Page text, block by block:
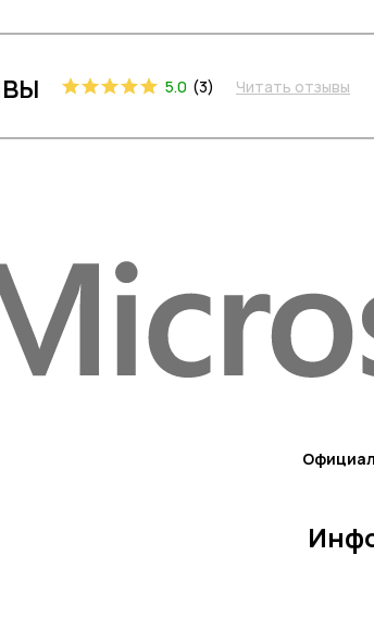
5.0 (3) Читать отзывы